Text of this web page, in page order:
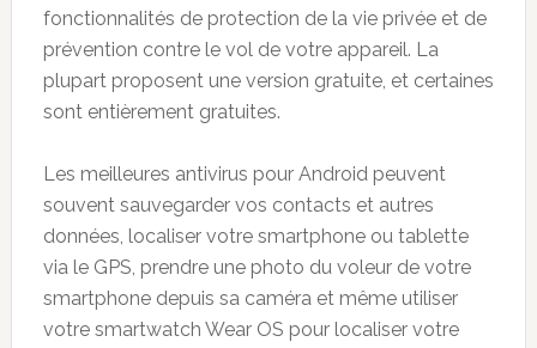
fonctionnalités de protection de la vie privée et de
prévention contre le vol de votre appareil. La
plupart proposent une version gratuite, et certaines
sont entièrement gratuites.
Les meilleures antivirus pour Android peuvent
souvent sauvegarder vos contacts et autres
données, localiser votre smartphone ou tablette
via le GPS, prendre une photo du voleur de votre
smartphone depuis sa caméra et même utiliser
votre smartwatch Wear OS pour localiser votre